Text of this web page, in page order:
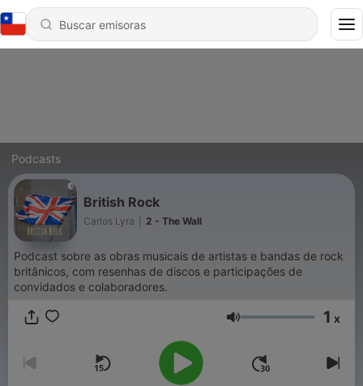
Podcasts
British Rock
Carlos Lyra 2 - The Wall
Podcast sobre as obras musicais de artistas e bandas de rock
britânicos, com resenhas de discos e participações de
convidados e colaboradores.
Volumen 1 x